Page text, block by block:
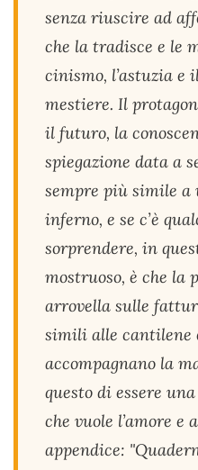
senza riuscire ad
che la tradisce e le
cinismo, l’astuzia
mestiere. Il
il futuro, la
spiegazione data a
sempre più simile a
inferno, e se c’è
sorprendere, in
mostruoso, è che la
arrovella sulle
simili alle cantilene
accompagnano la
questo di essere
che vuole l’amore
appendice: